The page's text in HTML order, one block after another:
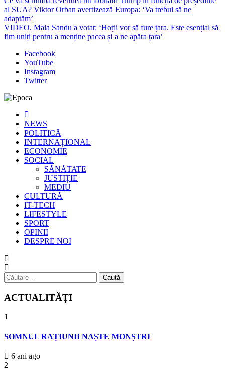
al SUA? Viktor Orban avertizează Europa: ‘Va trebui să ne
adaptăm’
VIDEO. Maia Sandu a votat: ‘Hoții vor să fure țara. Este esențial să
fim uniți pentru a menține pacea și a ne apăra țara’
Facebook
YouTube
Instagram
Twitter
Epoca
Cele mai noi știri online din România
NEWS
POLITICĂ
INTERNAȚIONAL
ECONOMIE
SOCIAL
SĂNĂTATE
JUSTIȚIE
MEDIU
CULTURĂ
IT-TECH
LIFESTYLE
SPORT
OPINII
DESPRE NOI
Caută
după:
ACTUALITĂȚI
1
SOMNUL RAȚIUNII NAȘTE MONȘTRI
6 ani ago
2